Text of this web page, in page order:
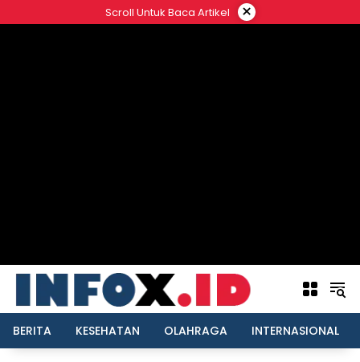
ke
Scroll Untuk Baca Artikel ×
BERITA KESEHATAN OLAHRAGA INTERNASIONAL